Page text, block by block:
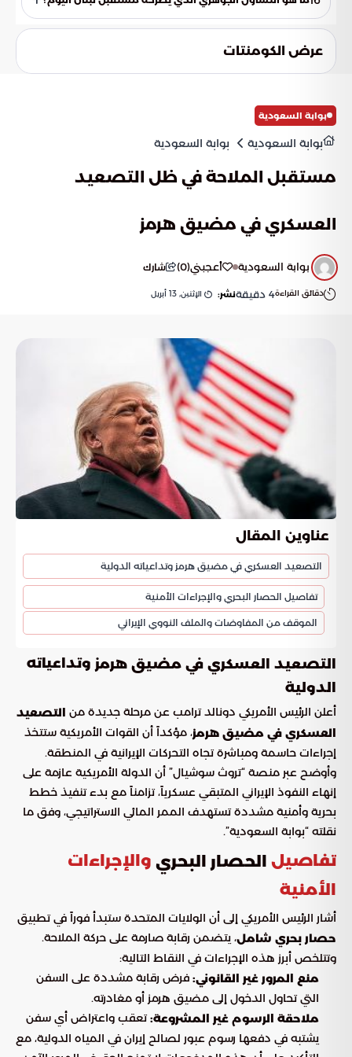
المصيرية التي تهدد سيادة البلاد.
الخارجية التي تستنزف الوطن.
عرض الكومنتات
بوابة السعودية
بوابة السعودية بوابة السعودية
مستقبل الملاحة في ظل التصعيد
العسكري في مضيق هرمز
بوابة السعودية أعجبني(
0
) شارك
دقائق القراءة4 دقيقةنشر: الإثنين, 13 أبريل
عناوين المقال
التصعيد العسكري في مضيق هرمز وتداعياته الدولية
تفاصيل الحصار البحري والإجراءات الأمنية
الموقف من المفاوضات والملف النووي الإيراني
التصعيد العسكري في مضيق هرمز وتداعياته
الدولية
أعلن الرئيس الأمريكي دونالد ترامب عن مرحلة جديدة من التصعيد
العسكري في مضيق هرمز، مؤكداً أن القوات الأمريكية ستتخذ
إجراءات حاسمة ومباشرة تجاه التحركات الإيرانية في المنطقة.
وأوضح عبر منصة “تروث سوشيال” أن الدولة الأمريكية عازمة على
إنهاء النفوذ الإيراني المتبقي عسكرياً، تزامناً مع بدء تنفيذ خطط
بحرية وأمنية مشددة تستهدف الممر المائي الاستراتيجي، وفق ما
نقلته “بوابة السعودية”.
تفاصيل الحصار البحري والإجراءات
الأمنية
أشار الرئيس الأمريكي إلى أن الولايات المتحدة ستبدأ فوراً في تطبيق
حصار بحري شامل، يتضمن رقابة صارمة على حركة الملاحة.
وتتلخص أبرز هذه الإجراءات في النقاط التالية:
منع المرور غير القانوني: فرض رقابة مشددة على السفن
التي تحاول الدخول إلى مضيق هرمز أو مغادرته.
ملاحقة الرسوم غير المشروعة:تعقب واعتراض أي سفن
يشتبه في دفعها رسوم عبور لصالح إيران في المياه الدولية، مع